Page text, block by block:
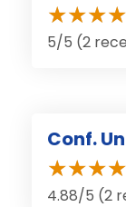
5/5 (2
Conf.
4.88/5 (2